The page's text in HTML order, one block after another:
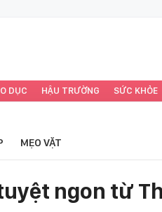
DỤC HẬU TRƯỜNG SỨC KHỎE
MẸO VẶT
ngon từ